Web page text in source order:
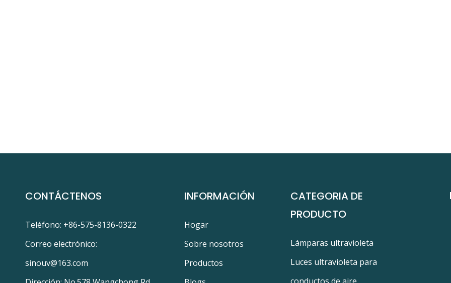
CONTÁCTENOS
Teléfono: +86-575-8136-0322
Correo electrónico:
sinouv@163.com
INFORMACIÓN
Hogar
Sobre nosotros
Productos
CATEGORIA DE
PRODUCTO
Lámparas ultravioleta
Luces ultravioleta para